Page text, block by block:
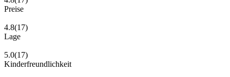
Preise
4.8(17)
Lage
5.0(17)
Kinderfreundlichkeit